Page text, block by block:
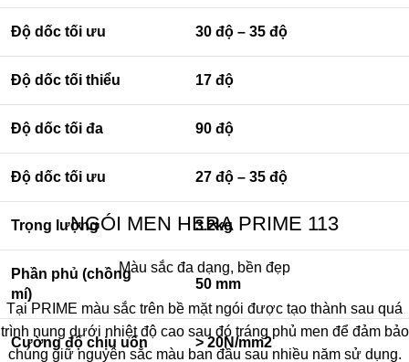
Độ dốc tối ưu 30 độ – 35 độ
Độ dốc tối thiểu 17 độ
Độ dốc tối đa 90 độ
Độ dốc tối ưu 27 độ – 35 độ
Trọng lượng 3.2kg
Phần phủ (chồng
mí)
50 mm
Cường độ chịu uốn > 20N/mm2
NGÓI MEN HERA PRIME 113
Màu sắc đa dạng, bền đẹp
Tại PRIME màu sắc trên bề mặt ngói được tạo thành sau quá
trình nung dưới nhiệt độ cao sau đó tráng phủ men để đảm bảo
chúng giữ nguyên sắc màu ban đầu sau nhiều năm sử dụng.